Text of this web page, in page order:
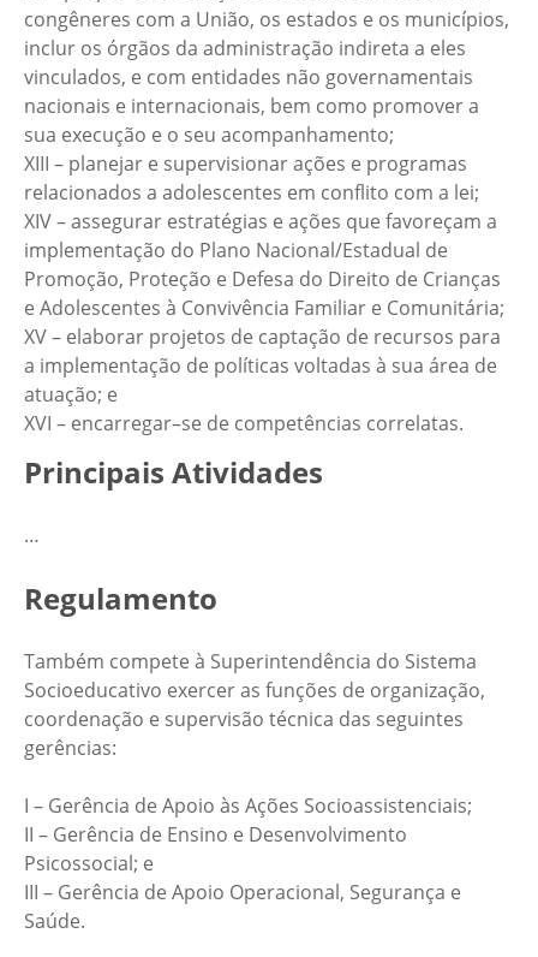
congêneres com a União, os estados e os municípios,
inclur os órgãos da administração indireta a eles
vinculados, e com entidades não governamentais
nacionais e internacionais, bem como promover a
sua execução e o seu acompanhamento;
XIII – planejar e supervisionar ações e programas
relacionados a adolescentes em conflito com a lei;
XIV – assegurar estratégias e ações que favoreçam a
implementação do Plano Nacional/Estadual de
Promoção, Proteção e Defesa do Direito de Crianças
e Adolescentes à Convivência Familiar e Comunitária;
XV – elaborar projetos de captação de recursos para
a implementação de políticas voltadas à sua área de
atuação; e
XVI – encarregar–se de competências correlatas.
Principais Atividades
…
Regulamento
Também compete à Superintendência do Sistema
Socioeducativo exercer as funções de organização,
coordenação e supervisão técnica das seguintes
gerências:
I – Gerência de Apoio às Ações Socioassistenciais;
II – Gerência de Ensino e Desenvolvimento
Psicossocial; e
III – Gerência de Apoio Operacional, Segurança e
Saúde.